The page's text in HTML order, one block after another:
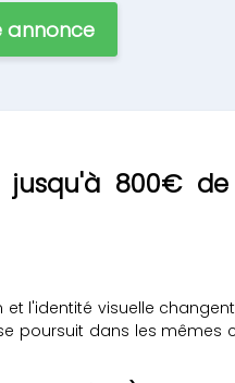
annonce
jusqu'à 800€
et l'identité visuelle
poursuit dans les mêmes